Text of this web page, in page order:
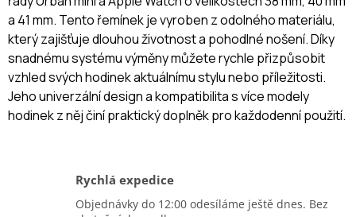
a 41 mm. Tento řemínek je vyroben z odolného materiálu,
který zajišťuje dlouhou životnost a pohodlné nošení. Díky
snadnému systému výměny můžete rychle přizpůsobit
vzhled svých hodinek aktuálnímu stylu nebo příležitosti.
Jeho univerzální design a kompatibilita s více modely
hodinek z něj činí praktický doplněk pro každodenní použití.
Rychlá expedice
Objednávky do 12:00 odesíláme ještě dnes. Bez